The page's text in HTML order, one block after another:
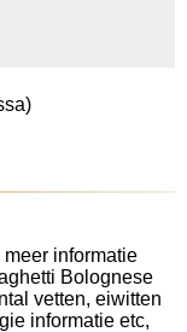
informatie
Bolognese
vetten, eiwitten
informatie etc,